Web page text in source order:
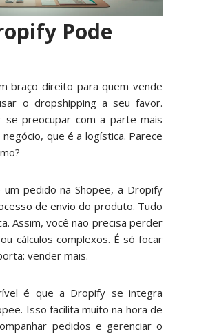
Pode
braço direito para quem vende
o dropshipping a seu favor.
se preocupar com a parte mais
que é a logística. Parece
pedido na Shopee, a Dropify
de envio do produto. Tudo
Assim, você não precisa perder
cálculos complexos. É só focar
vender mais.
é que a Dropify se integra
Isso facilita muito na hora de
pedidos e gerenciar o